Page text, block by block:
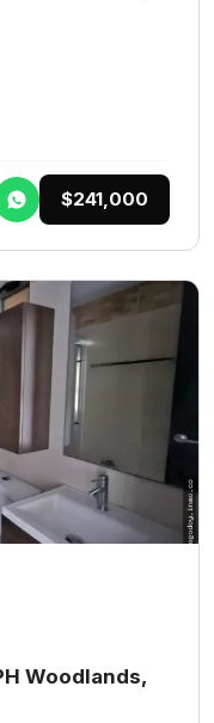
$241,000
Woodlands,